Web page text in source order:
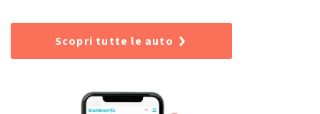
Scopri tutte le auto